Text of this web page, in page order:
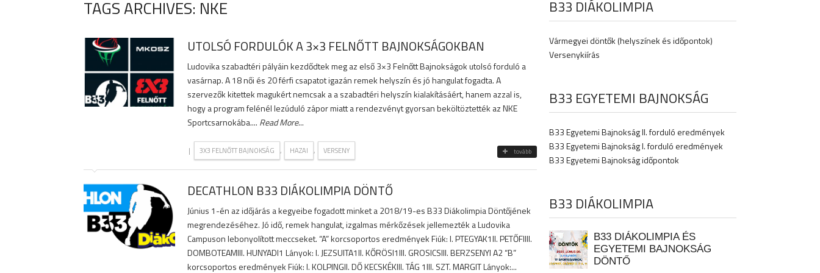
TAGS ARCHIVES: NKE
UTOLSÓ FORDULÓK A 3×3 FELNŐTT BAJNOKSÁGOKBAN
Ludovika szabadtéri pályáin kezdődtek meg az első 3×3 Felnőtt Bajnokságok utolsó forduló a
vasárnap. A 18 női és 20 férfi csapatot igazán remek helyszín és jó hangulat fogadta. A
szervezők kitettek magukért nemcsak a a szabadtéri helyszín kialakításáért, hanem azzal is,
hogy a program felénél lezúduló zápor miatt a rendezvényt gyorsan beköltöztették az NKE
Sportcsarnokába.... Read More...
| 3X3 FELNŐTT BAJNOKSÁG , HAZAI , VERSENY tovább
DECATHLON B33 DIÁKOLIMPIA DÖNTŐ
Június 1-én az időjárás a kegyeibe fogadott minket a 2018/19-es B33 Diákolimpia Döntőjének
megrendezéséhez. Jó idő, remek hangulat, izgalmas mérkőzések jellemezték a Ludovika
Campuson lebonyolított meccseket. “A” korcsoportos eredmények Fiúk: I. PTEGYAK1II. PETŐFIIII.
DOMBOTEAMIII. HUNYADI1 Lányok: I. JEZSUITA1II. KŐRÖSI1III. GROSICSIII. BERZSENYI A2 “B”
korcsoportos eredmények Fiúk: I. KOLPINGII. DŐ KECSKÉKIII. TÁG 1III. SZT. MARGIT Lányok:...
B33 DIÁKOLIMPIA
Vármegyei döntők (helyszínek és időpontok)
Versenykiírás
B33 EGYETEMI BAJNOKSÁG
B33 Egyetemi Bajnokság II. forduló eredmények
B33 Egyetemi Bajnokság I. forduló eredmények
B33 Egyetemi Bajnokság időpontok
B33 DIÁKOLIMPIA
B33 DIÁKOLIMPIA ÉS
EGYETEMI BAJNOKSÁG
DÖNTŐ